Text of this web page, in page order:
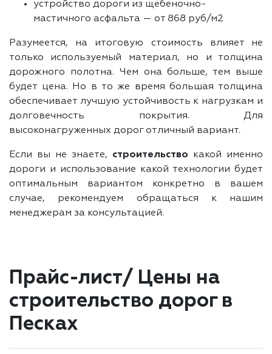
устройство дороги из щебеночно-
мастичного асфальта — от 868 руб/м2
Разумеется, на итоговую стоимость влияет не
только используемый материал, но и толщина
дорожного полотна. Чем она больше, тем выше
будет цена. Но в то же время большая толщина
обеспечивает лучшую устойчивость к нагрузкам и
долговечность покрытия. Для
высоконагруженных дорог отличный вариант.
Если вы не знаете, строительство какой именно
дороги и использование какой технологии будет
оптимальным вариантом конкретно в вашем
случае, рекомендуем обращаться к нашим
менеджерам за консультацией.
Прайс-лист/ Цены на
строительство дорог в
Песках